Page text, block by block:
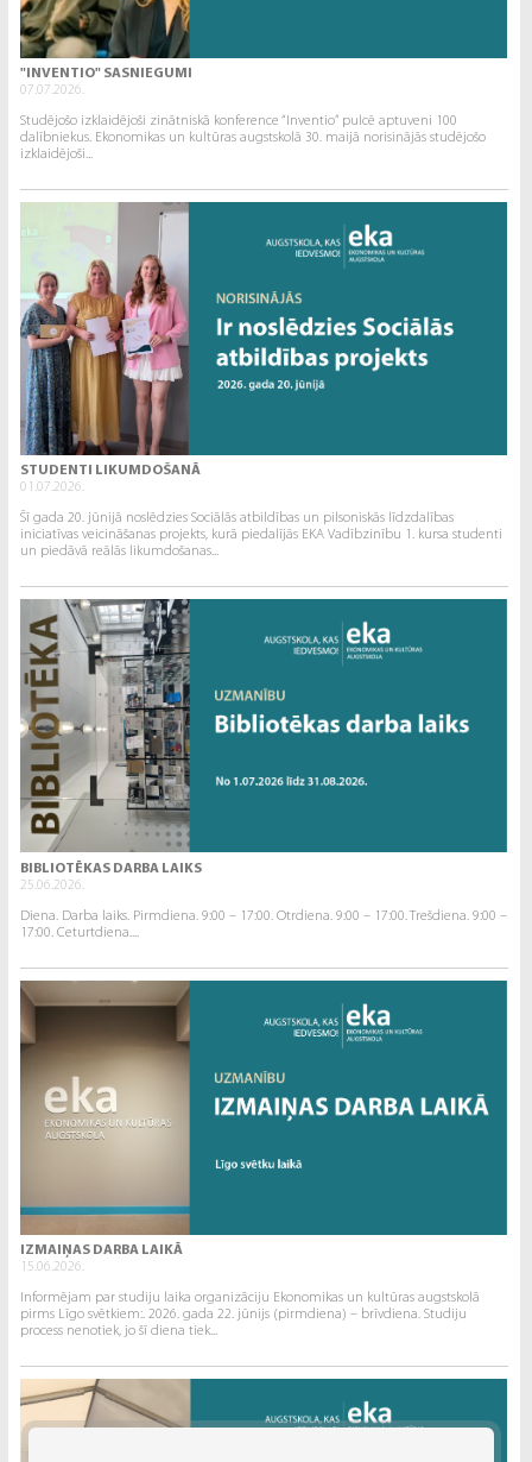
"INVENTIO" SASNIEGUMI
07.07.2026.
Studējošo izklaidējoši zinātniskā konference “Inventio” pulcē aptuveni 100
dalībniekus. Ekonomikas un kultūras augstskolā 30. maijā norisinājās studējošo
izklaidējoši...
STUDENTI LIKUMDOŠANĀ
01.07.2026.
Šī gada 20. jūnijā noslēdzies Sociālās atbildības un pilsoniskās līdzdalības
iniciatīvas veicināšanas projekts, kurā piedalījās EKA Vadībzinību 1. kursa studenti
un piedāvā reālās likumdošanas...
BIBLIOTĒKAS DARBA LAIKS
25.06.2026.
Diena. Darba laiks. Pirmdiena. 9:00 – 17:00. Otrdiena. 9:00 – 17:00. Trešdiena. 9:00 –
17:00. Ceturtdiena....
IZMAIŅAS DARBA LAIKĀ
15.06.2026.
Informējam par studiju laika organizāciju Ekonomikas un kultūras augstskolā
pirms Līgo svētkiem:. 2026. gada 22. jūnijs (pirmdiena) – brīvdiena. Studiju
process nenotiek, jo šī diena tiek...